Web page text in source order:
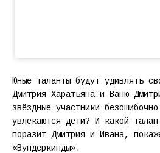
Юные таланты будут удивлять
Дмитрия Харатьяна и Ваню
звёздные участники
увлекаются дети? И какой
поразит Дмитрия и Ивана,
«Вундеркинды».